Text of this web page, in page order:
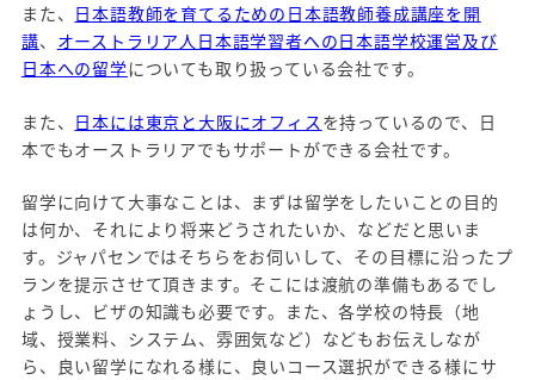
また、 日本語教師を育てるための日本語教師養成講座を開
講、 オーストラリア人日本語学習者への日本語学校運営及び
日本への留学についても取り扱っている会社です。
また、 日本には東京と大阪にオフィス を持っているので、日
本でもオーストラリアでもサポートができる会社です。
留学に向けて大事なことは、まずは留学をしたいことの目的
は何か、それにより将来どうされたいか、などだと思いま
す。ジャパセンではそちらをお伺いして、その目標に沿ったプ
ランを提示させて頂きます。そこには渡航の準備もあるでし
ょうし、ビザの知識も必要です。また、各学校の特長（地
域、授業料、システム、雰囲気など）などもお伝えしなが
ら、良い留学になれる様に、良いコース選択ができる様にサ